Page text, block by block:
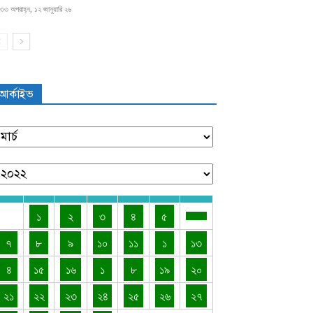
অপরাহ্ন, ১২ জানুয়ারি ২৬
১ ২ ৩ ৪
৫
৭
৮ ৯ ১০ ১১ ১
১৩
৪
১৫ ১৬ ১ ৮ ১৯
২০
২১
২২ ২৩ ২৪ ২৫ ২৬ ২৭